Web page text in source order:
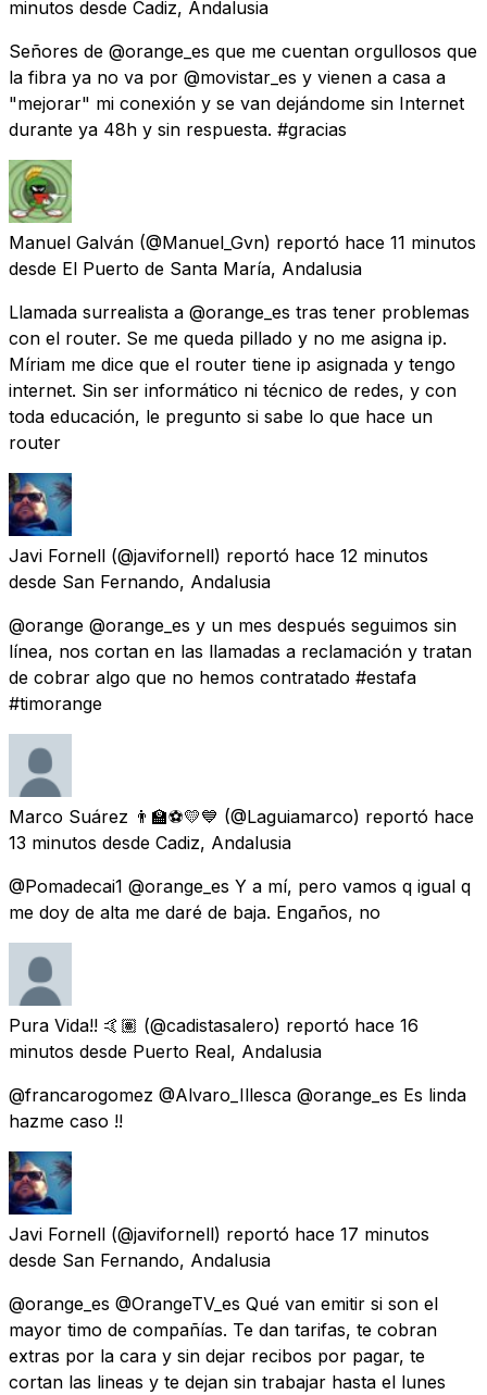
minutos desde Cadiz, Andalusia
Señores de @orange_es que me cuentan orgullosos que
la fibra ya no va por @movistar_es y vienen a casa a
"mejorar" mi conexión y se van dejándome sin Internet
durante ya 48h y sin respuesta. #gracias
Manuel Galván (@Manuel_Gvn) reportó hace 11 minutos
desde El Puerto de Santa María, Andalusia
Llamada surrealista a @orange_es tras tener problemas
con el router. Se me queda pillado y no me asigna ip.
Míriam me dice que el router tiene ip asignada y tengo
internet. Sin ser informático ni técnico de redes, y con
toda educación, le pregunto si sabe lo que hace un
router
Javi Fornell (@javifornell) reportó hace 12 minutos
desde San Fernando, Andalusia
@orange @orange_es y un mes después seguimos sin
línea, nos cortan en las llamadas a reclamación y tratan
de cobrar algo que no hemos contratado #estafa
#timorange
Marco Suárez 👨‍🏫⚽💛💙 (@Laguiamarco) reportó hace
13 minutos desde Cadiz, Andalusia
@Pomadecai1 @orange_es Y a mí, pero vamos q igual q
me doy de alta me daré de baja. Engaños, no
Pura Vida!! 🤙🏽 (@cadistasalero) reportó hace 16
minutos desde Puerto Real, Andalusia
@francarogomez @Alvaro_Illesca @orange_es Es linda
hazme caso !!
Javi Fornell (@javifornell) reportó hace 17 minutos
desde San Fernando, Andalusia
@orange_es @OrangeTV_es Qué van emitir si son el
mayor timo de compañías. Te dan tarifas, te cobran
extras por la cara y sin dejar recibos por pagar, te
cortan las lineas y te dejan sin trabajar hasta el lunes